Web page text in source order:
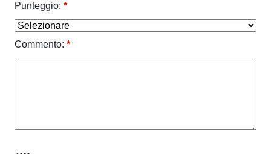
Punteggio: *
Commento: *